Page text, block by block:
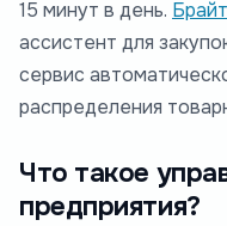
15 минут в день.
ассистент для
сервис
распределения
Что такое
предприятия?